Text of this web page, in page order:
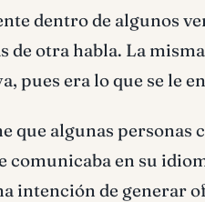
dentro de algunos
de otra habla. La
pues era lo que se le
que algunas
comunicaba en su
intención de generar